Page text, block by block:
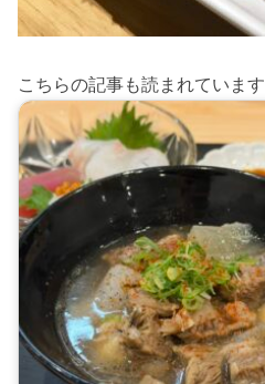
こちらの記事も読まれています